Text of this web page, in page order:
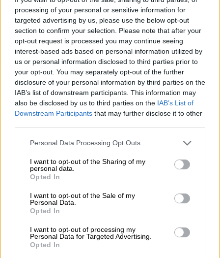
processing of your personal or sensitive information for
targeted advertising by us, please use the below opt-out
section to confirm your selection. Please note that after your
opt-out request is processed you may continue seeing
interest-based ads based on personal information utilized by
us or personal information disclosed to third parties prior to
your opt-out. You may separately opt-out of the further
disclosure of your personal information by third parties on the
IAB’s list of downstream participants. This information may
also be disclosed by us to third parties on the IAB’s List of
Downstream Participants that may further disclose it to other
Please note that this website/app uses one or more Google
not limited to your visit or usage behaviour. You may click to
grant or deny consent to Google and its third-party tags to
use your data for below specified purposes in below Google
consent section.
Personal Data Processing Opt Outs
I want to opt-out of the Sharing of my
personal data.
Opted In
I want to opt-out of the Sale of my
Personal Data.
Opted In
I want to opt-out of processing my
Personal Data for Targeted Advertising.
Opted In
ΔΙΑΒΑΣΤΕ ΕΠΙΣΗΣ
Αθλητισμός |08.05.2022 23:00
Ο Ολυμπιακός πέρασε νικηφόρα με
τα... δεύτερα απ' το Κλεάνθης
Βικελίδης!
Αθλητισμός|08.05.2022 22:26
Basket League: Έπαιξε με τη φωτιά ο
Ολυμπιακός αλλά δεν κάηκε με
Ιωνικό
Αθλητισμός
Όλα μηδέν στο ντέρμπι -
Πλεονέκτημα Παναθηναϊκού για
Αθλητισμός